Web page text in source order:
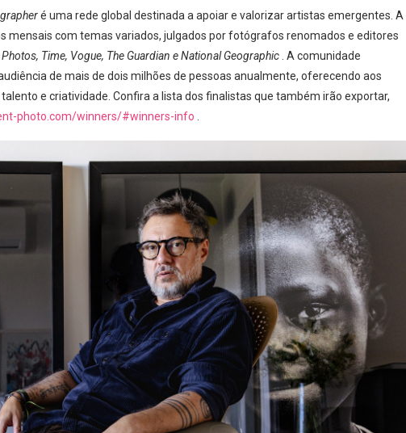
é uma rede global destinada a apoiar e valorizar artistas emergentes. A
com temas variados, julgados por fotógrafos renomados e editores
Time, Vogue, The Guardian e National Geographic . A comunidade
de mais de dois milhões de pessoas anualmente, oferecendo aos
e criatividade. Confira a lista dos finalistas que também irão exportar,
photo.com/winners/#winners-info